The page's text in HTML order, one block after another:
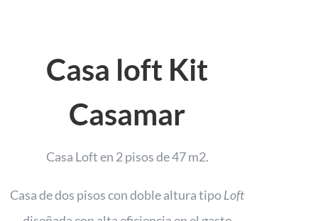
Casa loft Kit
Casamar
Casa Loft en 2 pisos de 47 m2.
Casa de dos pisos con doble altura tipoLoft